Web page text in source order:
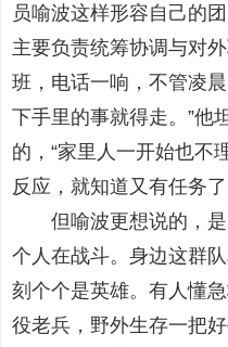
员喻波这样形容自己的
主要负责统筹协调与对
班，电话一响，不管凌
下手里的事就得走。”他
的，“家里人一开始也不
反应，就知道又有任务了
但喻波更想说的，是
个人在战斗。身边这群
刻个个是英雄。有人懂
役老兵，野外生存一把